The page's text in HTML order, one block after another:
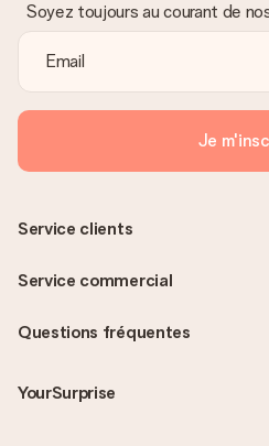
Soyez toujours au courant de
Je
Questions fréquentes
YourSurprise
Service clients
Service commercial